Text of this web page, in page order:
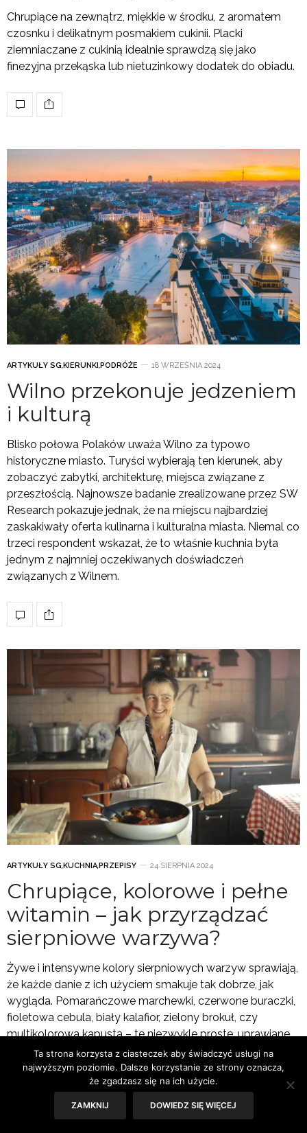
Chrupiące na zewnątrz, miękkie w środku, z aromatem
czosnku i delikatnym posmakiem cukinii. Placki
ziemniaczane z cukinią idealnie sprawdzą się jako
finezyjna przekąska lub nietuzinkowy dodatek do obiadu.
ARTYKUŁY SG,KIERUNKI ,PODRÓŻE 18 WRZEŚNIA 2024
Wilno przekonuje jedzeniem
i kulturą
Blisko połowa Polaków uważa Wilno za typowo
historyczne miasto. Turyści wybierają ten kierunek, aby
zobaczyć zabytki, architekturę, miejsca związane z
przeszłością. Najnowsze badanie zrealizowane przez SW
Research pokazuje jednak, że na miejscu najbardziej
zaskakiwały oferta kulinarna i kulturalna miasta. Niemal co
trzeci respondent wskazał, że to właśnie kuchnia była
jednym z najmniej oczekiwanych doświadczeń
związanych z Wilnem.
ARTYKUŁY SG,KUCHNIA,PRZEPISY 24 SIERPNIA 2024
Chrupiące, kolorowe i pełne
witamin – jak przyrządzać
sierpniowe warzywa?
Żywe i intensywne kolory sierpniowych warzyw sprawiają,
że każde danie z ich użyciem smakuje tak dobrze, jak
wygląda. Pomarańczowe marchewki, czerwone buraczki,
fioletowa cebula, biały kalafior, zielony brokuł, czy
multikolorowa kapusta – te niezwykle proste, uprawiane
lokalnie i często niedoceniane warzywa to prawdziwa
skarbnica smaku i wartości odżywczych. Czas odkryć ich
Ta strona korzysta z ciasteczek aby świadczyć usługi na
najwyższym poziomie. Dalsze korzystanie ze strony oznacza,
że zgadzasz się na ich użycie.
ZAMKNIJ DOWIEDZ SIĘ WIĘCEJ